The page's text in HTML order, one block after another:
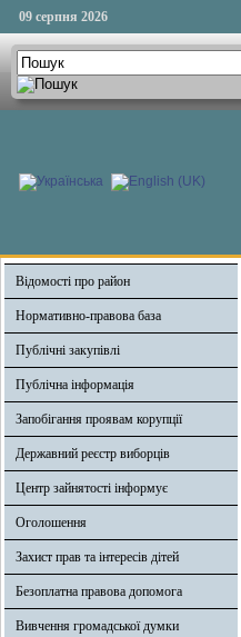
09 серпня 2026
Відомості про район
Нормативно-правова база
Публічні закупівлі
Публічна інформація
Запобігання проявам корупції
Державний реєстр виборців
Центр зайнятості інформує
Оголошення
Захист прав та інтересів дітей
Безоплатна правова допомога
Вивчення громадської думки